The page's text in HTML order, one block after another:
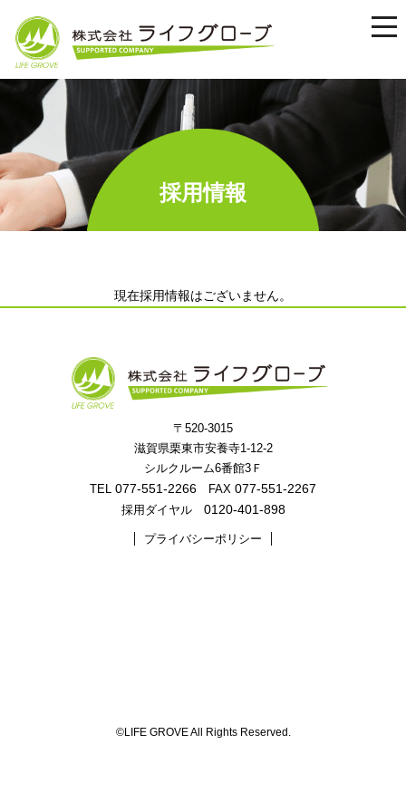
採用情報
現在採用情報はございません。
〒520-3015
滋賀県栗東市安養寺1-12-2
シルクルーム6番館3Ｆ
TEL 077-551-2266 FAX 077-551-2267
採用ダイヤル 0120-401-898
プライバシーポリシー
©LIFE GROVE All Rights Reserved.